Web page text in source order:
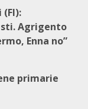
Agrigento
Enna no”
primarie